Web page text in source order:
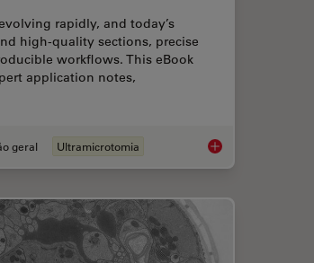
in Cancer Research
rapidly, and today’s
high‑quality sections, precise
workflows. This eBook
application notes,
geral Ultramicrotomia Ultramicrotomy